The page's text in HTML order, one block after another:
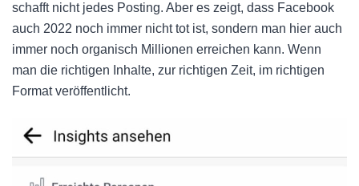
schafft nicht jedes Posting. Aber es zeigt, dass Facebook
auch 2022 noch immer nicht tot ist, sondern man hier auch
immer noch organisch Millionen erreichen kann. Wenn
man die richtigen Inhalte, zur richtigen Zeit, im richtigen
Format veröffentlicht.